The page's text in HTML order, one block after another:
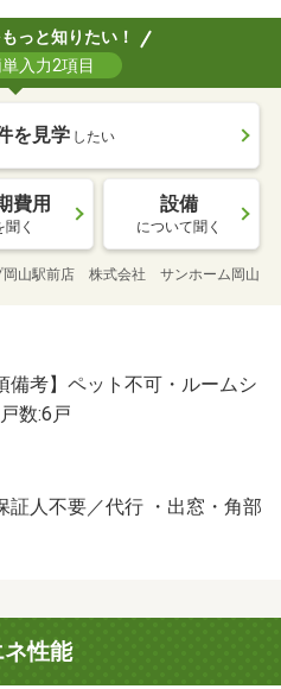
っと知りたい！
入力2項目
を見学 したい
費用
聞く
設備
について聞く
岡山駅前店 株式会社 サンホーム岡山
考】ペット不可・ルームシ
数:6戸
証人不要／代行 ・出窓・角部
性能